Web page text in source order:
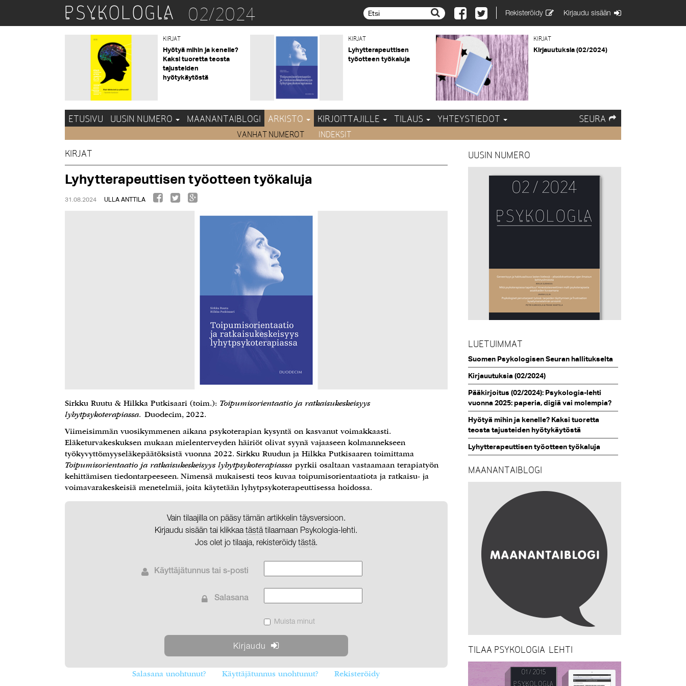
Etsi... Rekisteröidy Kirjaudu sisään
02/2024
KIRJAT
Hyötyä mihin ja kenelle?
Kaksi tuoretta teosta
tajusteiden
hyötykäytöstä
KIRJAT
Lyhytterapeuttisen
työotteen työkaluja
KIRJAT
Kirjauutuksia (02/2024)
ETUSIVU UUSIN NUMERO MAANANTAIBLOGI ARKISTO KIRJOITTAJILLE TILAUS YHTEYSTIEDOT SEURA
VANHAT NUMEROT INDEKSIT
KIRJAT
Lyhytterapeuttisen työotteen työkaluja
31.08.2024 ULLA ANTTILA
Sirkku Ruutu & Hilkka Putkisaari (toim.): Toipumisorientaatio ja ratkaisukeskeisyys
lyhytpsykoterapiassa. Duodecim, 2022.
Viimeisimmän vuosikymmenen aikana psykoterapian kysyntä on kasvanut voimakkaasti.
Eläketurvakeskuksen mukaan mielenterveyden häiriöt olivat syynä vajaaseen kolmannekseen
työkyvyttömyyseläkepäätöksistä vuonna 2022. Sirkku Ruudun ja Hilkka Putkisaaren toimittama
Toipumisorientaatio ja ratkaisukeskeisyys lyhytpsykoterapiassa pyrkii osaltaan vastaamaan terapiatyön
kehittämisen tiedontarpeeseen. Nimensä mukaisesti teos kuvaa toipumisorientaatiota ja ratkaisu- ja
voimavarakeskeisiä menetelmiä, joita käytetään lyhytpsykoterapeuttisessa hoidossa.
Vain tilaajilla on pääsy tämän artikkelin täysversioon.
Kirjaudu sisään tai klikkaatästä tilaamaan Psykologia-lehti.
Jos olet jo tilaaja, rekisteröidytästä.
Käyttäjätunnus tai s-posti
Salasana
Muista minut
Salasana unohtunut? Käyttäjätunnus unohtunut? Rekisteröidy
UUSIN NUMERO
LUETUIMMAT
Suomen Psykologisen Seuran hallitukselta
Kirjauutuksia (02/2024)
Pääkirjoitus (02/2024): Psykologia-lehti
vuonna 2025: paperia, digiä vai molempia?
Hyötyä mihin ja kenelle? Kaksi tuoretta
teosta tajusteiden hyötykäytöstä
Lyhytterapeuttisen työotteen työkaluja
MAANANTAIBLOGI
TILAA PSYKOLOGIA-LEHTI